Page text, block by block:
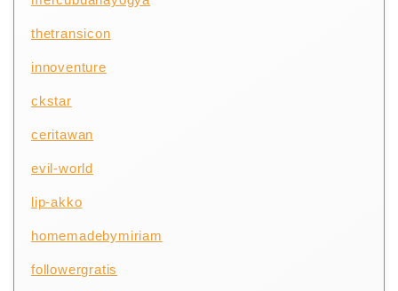
thetransicon
innoventure
ckstar
ceritawan
evil-world
lip-akko
homemadebymiriam
followergratis